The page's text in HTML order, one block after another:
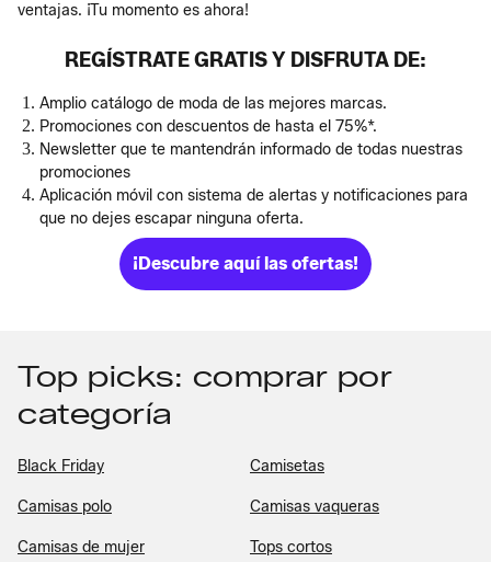
ventajas. ¡Tu momento es ahora!
REGÍSTRATE GRATIS Y DISFRUTA DE:
Amplio catálogo de moda de las mejores marcas.
Promociones con descuentos de hasta el 75%*.
Newsletter que te mantendrán informado de todas nuestras
promociones
Aplicación móvil con sistema de alertas y notificaciones para
que no dejes escapar ninguna oferta.
¡Descubre aquí las ofertas!
Top picks: comprar por
categoría
Black Friday Camisetas
Camisas polo Camisas vaqueras
Camisas de mujer Tops cortos